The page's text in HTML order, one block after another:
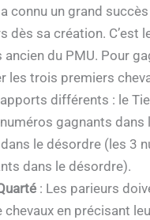
connu un grand
dès sa création. C’est
ancien du PMU. Pour
les trois premiers
différents : le
gagnants dans
le désordre (les 3
dans le désordre).
: Les parieurs
chevaux en précisant